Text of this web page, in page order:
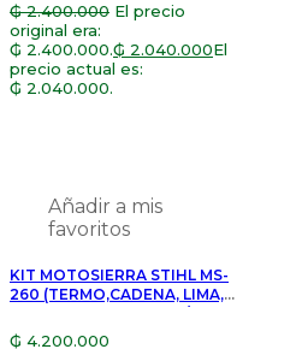
₲2.400.000 El precio
original era:
₲ 2.400.000.₲ 2.040.000El
precio actual es:
₲ 2.040.000.
Añadir a mis
favoritos
KIT MOTOSIERRA STIHL MS-
260 (TERMO,CADENA, LIMA,
ESPADA, QUEPI)
₲ 4.200.000